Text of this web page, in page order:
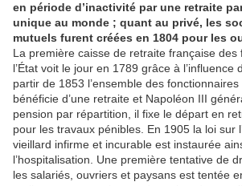
en période d’inactivité par une retraite
unique au monde ; quant au privé, les
mutuels furent créées en 1804 pour les
La première caisse de retraite française des
l’État voit le jour en 1789 grâce à l’influence
partir de 1853 l’ensemble des
bénéficie d’une retraite et Napoléon III
pension par répartition, il fixe le départ en
pour les travaux pénibles. En 1905 la loi sur
vieillard infirme et incurable est instaurée
l’hospitalisation. Une première tentative de
les salariés, ouvriers et paysans est tentée